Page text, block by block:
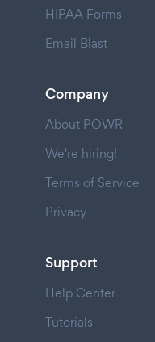
HIPAA Forms
Email Blast
Company
About POWR
We're hiring!
Terms of Service
Privacy
Support
Help Center
Tutorials